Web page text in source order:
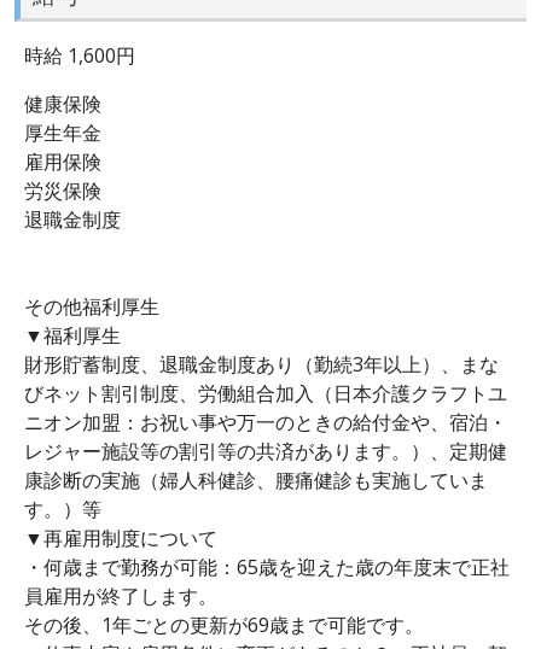
時給 1,600円
健康保険
厚生年金
雇用保険
労災保険
退職金制度
その他福利厚生
▼福利厚生
財形貯蓄制度、退職金制度あり（勤続3年以上）、まな
びネット割引制度、労働組合加入（日本介護クラフトユ
ニオン加盟：お祝い事や万一のときの給付金や、宿泊・
レジャー施設等の割引等の共済があります。）、定期健
康診断の実施（婦人科健診、腰痛健診も実施していま
す。）等
▼再雇用制度について
・何歳まで勤務が可能：65歳を迎えた歳の年度末で正社
員雇用が終了します。
その後、1年ごとの更新が69歳まで可能です。